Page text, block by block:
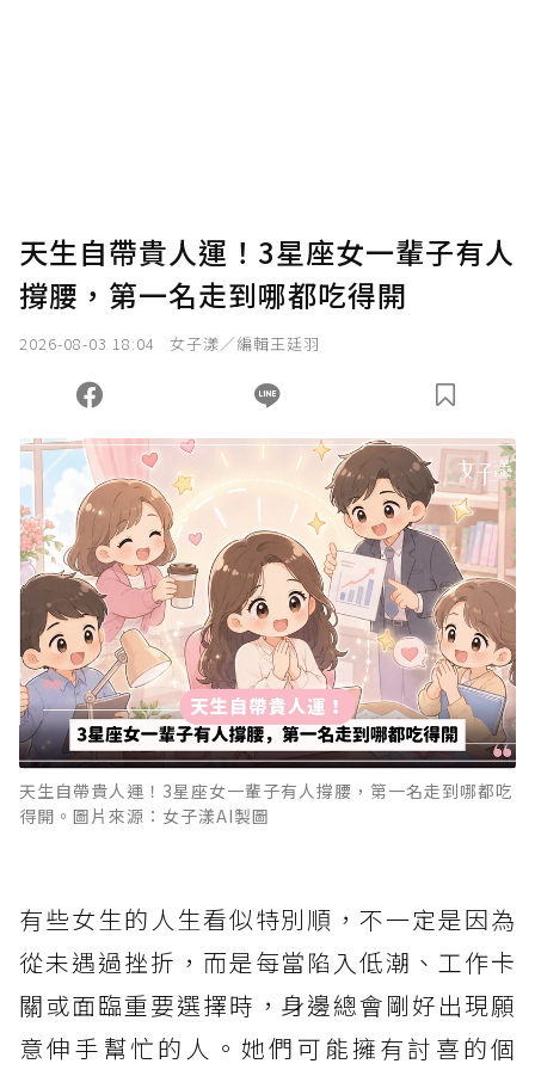
天生自帶貴人運！3星座女一輩子有人
撐腰，第一名走到哪都吃得開
2026-08-03 18:04 女子漾／編輯王廷羽
天生自帶貴人運！3星座女一輩子有人撐腰，第一名走到哪都吃
得開。圖片來源：女子漾AI製圖
有些女生的人生看似特別順，不一定是因為
從未遇過挫折，而是每當陷入低潮、工作卡
關或面臨重要選擇時，身邊總會剛好出現願
意伸手幫忙的人。她們可能擁有討喜的個